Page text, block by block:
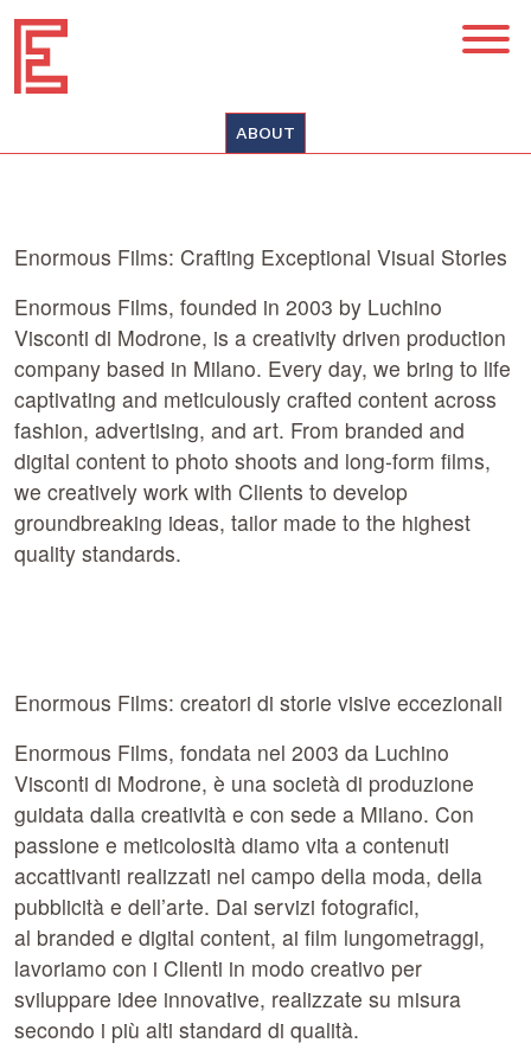
ABOUT
Enormous Films: Crafting Exceptional Visual Stories
Enormous Films, founded in 2003 by Luchino
Visconti di Modrone, is a creativity driven production
company based in Milano. Every day, we bring to life
captivating and meticulously crafted content across
fashion, advertising, and art. From branded and
digital content to photo shoots and long-form films,
we creatively work with Clients to develop
groundbreaking ideas, tailor made to the highest
quality standards.
Enormous Films: creatori di storie visive eccezionali
Enormous Films, fondata nel 2003 da Luchino
Visconti di Modrone, è una società di produzione
guidata dalla creatività e con sede a Milano. Con
passione e meticolosità diamo vita a contenuti
accattivanti realizzati nel campo della moda, della
pubblicità e dell’arte. Dai servizi fotografici,
al branded e digital content, ai film lungometraggi,
lavoriamo con i Clienti in modo creativo per
sviluppare idee innovative, realizzate su misura
secondo i più alti standard di qualità.